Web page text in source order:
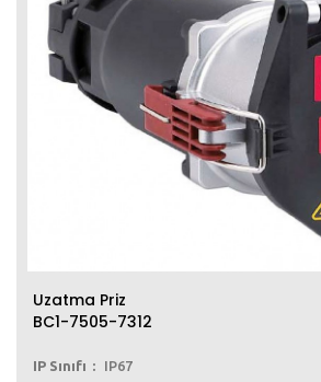
Uzatma Priz
BC1-7505-7312
IP Sınıfı
IP67